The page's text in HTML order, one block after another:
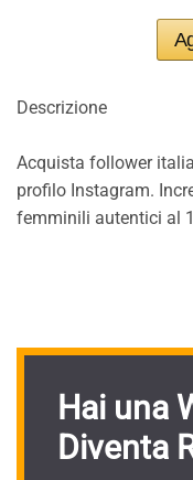
Descrizione
Acquista follower
profilo Instagram.
femminili autentici al
Hai una
Diventa